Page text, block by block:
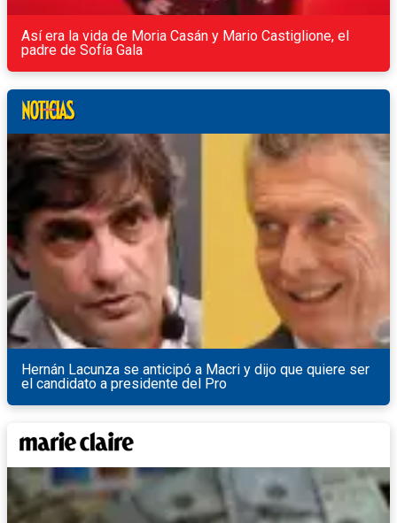
Así era la vida de Moria Casán y Mario Castiglione, el
padre de Sofía Gala
Hernán Lacunza se anticipó a Macri y dijo que quiere ser
el candidato a presidente del Pro